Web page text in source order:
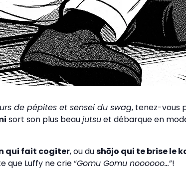
de pépites et sensei du swag, tenez-vous
sort son plus beaujutsuet débarque en
qui fait cogiter, ou dushōjo qui te brise le
que Luffy ne crie “Gomu Gomu noooooo…”!